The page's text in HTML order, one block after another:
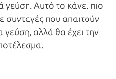
γεύση. Αυτό το κάνει πιο
συνταγές που απαιτούν
γεύση, αλλά θα έχει την